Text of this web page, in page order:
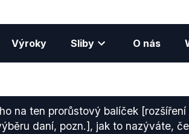
Výroky Sliby O nás
na ten prorůstový balíček [rozšíření
daní, pozn.], jak to nazýváte,